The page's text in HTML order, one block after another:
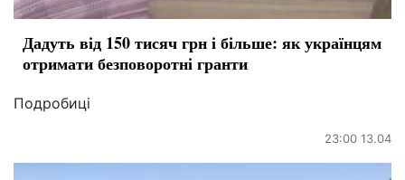
Дадуть від 150 тисяч грн і більше: як українцям
отримати безповоротні гранти
Подробиці
23:00 13.04